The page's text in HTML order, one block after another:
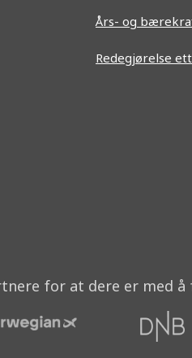
Års- og
Redegjørelse
for at dere er med